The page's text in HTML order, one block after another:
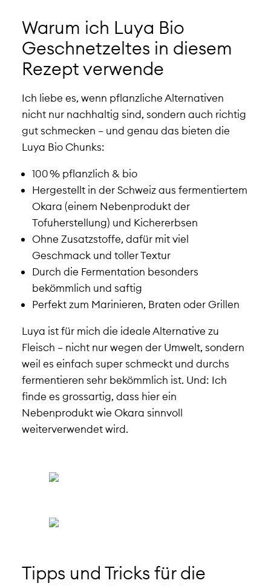
Warum ich Luya Bio
Geschnetzeltes in diesem
Rezept verwende
Ich liebe es, wenn pflanzliche Alternativen
nicht nur nachhaltig sind, sondern auch richtig
gut schmecken – und genau das bieten die
Luya Bio Chunks:
100 % pflanzlich & bio
Hergestellt in der Schweiz aus fermentiertem
Okara (einem Nebenprodukt der
Tofuherstellung) und Kichererbsen
Ohne Zusatzstoffe, dafür mit viel
Geschmack und toller Textur
Durch die Fermentation besonders
bekömmlich und saftig
Perfekt zum Marinieren, Braten oder Grillen
Luya ist für mich die ideale Alternative zu
Fleisch – nicht nur wegen der Umwelt, sondern
weil es einfach super schmeckt und durchs
fermentieren sehr bekömmlich ist. Und: Ich
finde es grossartig, dass hier ein
Nebenprodukt wie Okara sinnvoll
weiterverwendet wird.
Tipps und Tricks für die